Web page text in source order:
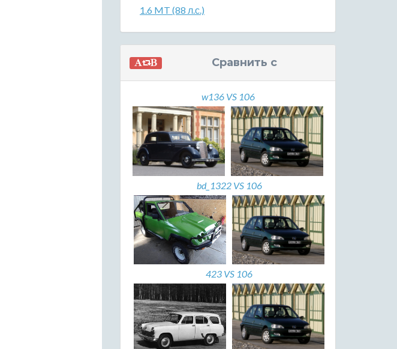
1.6 MT (88 л.с.)
Сравнить с
w136 VS 106
bd_1322 VS 106
423 VS 106